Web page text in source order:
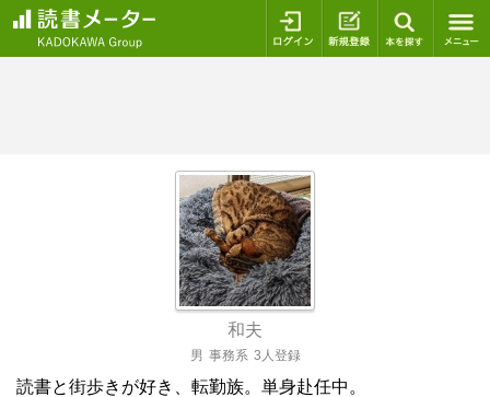
ログイン 新規登録
和夫
男 事務系 3人登録
読書と街歩きが好き、転勤族。単身赴任中。